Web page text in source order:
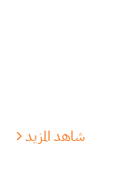
شاهد المزيد